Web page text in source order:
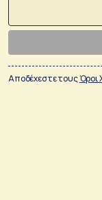
Αποδέχεστε τουςΌροι